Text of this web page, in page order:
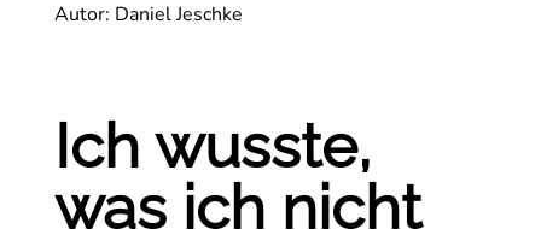
Autor: Daniel Jeschke
Ich wusste,
was ich nicht